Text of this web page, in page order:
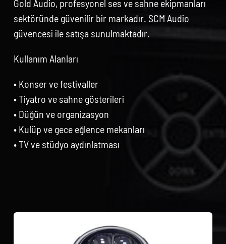
Gold Audio, profesyonel ses ve sahne ekipmanları
sektöründe güvenilir bir markadır. SCM Audio
güvencesi ile satışa sunulmaktadır.
Kullanım Alanları
• Konser ve festivaller
• Tiyatro ve sahne gösterileri
• Düğün ve organizasyon
• Kulüp ve gece eğlence mekanları
• TV ve stüdyo aydınlatması